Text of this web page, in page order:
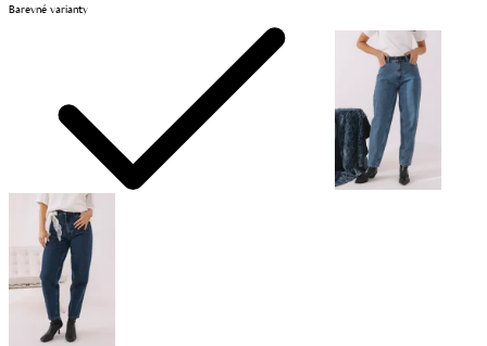
Barevné varianty